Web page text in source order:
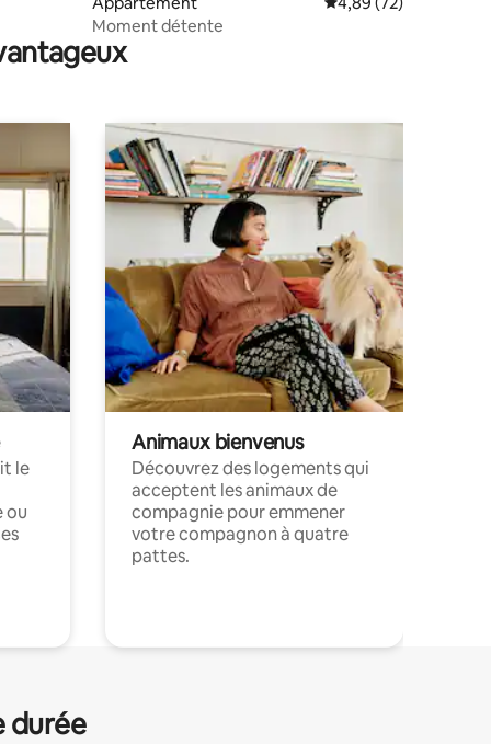
Moment détente
le
ou
Animaux bienvenus
Découvrez des logements qui
acceptent les animaux de
compagnie pour emmener
votre compagnon à quatre
pattes.
durée